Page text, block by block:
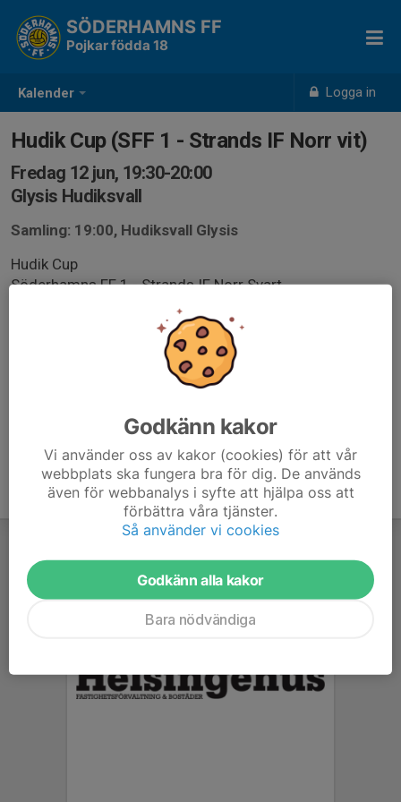
Kalender Logga in
SÖDERHAMNS FF
Pojkar födda 18
Hudik Cup (SFF 1 - Strands IF Norr vit)
Fredag 12 jun, 19:30-20:00
Glysis Hudiksvall
Samling: 19:00, Hudiksvall Glysis
Hudik Cup
Söderhamns FF 1 - Strands IF Norr Svart
Godkänn kakor
Vi använder oss av kakor (cookies) för att vår
webbplats ska fungera bra för dig. De används
även för webbanalys i syfte att hjälpa oss att
förbättra våra tjänster.
Så använder vi cookies
Godkänn alla kakor
Bara nödvändiga